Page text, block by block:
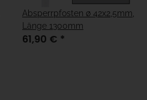
Absperrpfosten ø 42x2,5mm,
Länge 1300mm
61,90 € *